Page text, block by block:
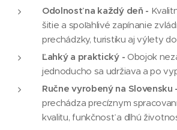
Odolnosť na každý deň -
šitie a spoľahlivé zapínanie
prechádzky, turistiku aj výlety do
Ľahký a praktický - Obojok
jednoducho sa udržiava a po
Ručne vyrobený na Slovensku -
prechádza precíznym
kvalitu, funkčnosť a dlhú